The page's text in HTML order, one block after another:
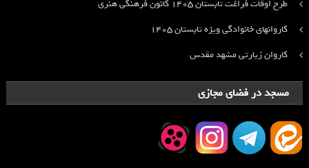
طرح اوقات فراغت تابستان ۱۴۰۵ کانون فرهنگی هنری
کاروانهای خانوادگی ویژه تابستان ۱۴۰۵
کاروان زیارتی مشهد مقدس
مسجد در فضای مجازی